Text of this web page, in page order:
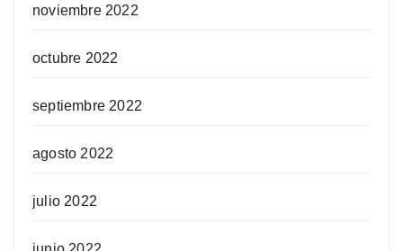
noviembre 2022
octubre 2022
septiembre 2022
agosto 2022
julio 2022